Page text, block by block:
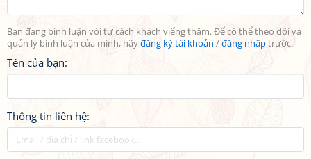
Bạn đang bình luận với tư cách khách viếng thăm. Để có thể theo dõi và
quản lý bình luận của mình, hãyđăng ký tài khoản /đăng nhậptrước.
Tên của bạn:
Thông tin liên hệ: